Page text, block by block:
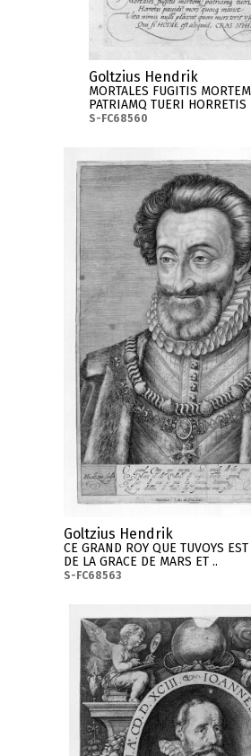
Goltzius Hendrik
MORTALES FUGITIS
PATRIAMQ TUERI HORRETIS
S-FC68560
Goltzius Hendrik
CE GRAND ROY QUE TUVOYS
DE LA GRACE DE MARS ET ..
S-FC68563